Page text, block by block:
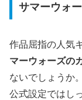
サマーウォ
作品屈指の人気
マーウォーズの
ないでしょうか
公式設定ではし